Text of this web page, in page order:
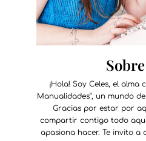
¡Hola! Soy Celes, el alma
Manualidades”, un mundo
Gracias por estar por
compartir contigo todo
apasiona hacer. Te invito a